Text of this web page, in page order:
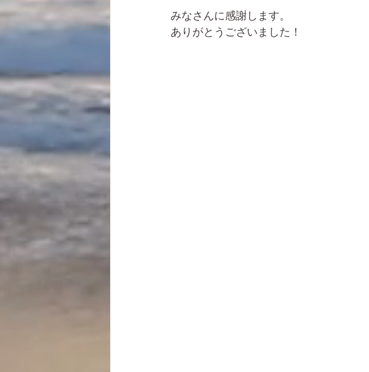
みなさんに感謝します。
ありがとうございました！